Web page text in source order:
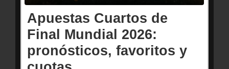
Apuestas Cuartos de
Final Mundial 2026:
pronósticos, favoritos y